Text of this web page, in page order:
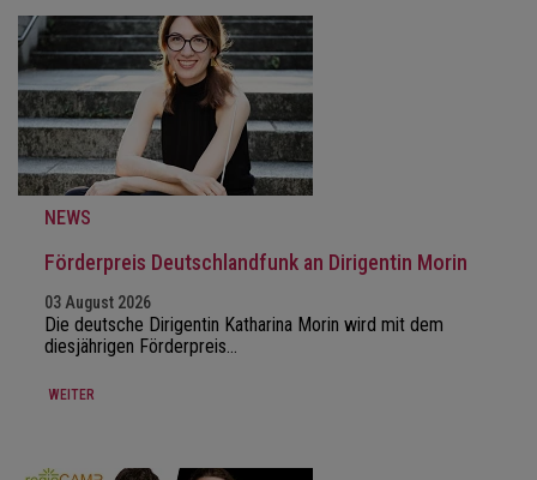
NEWS
Förderpreis Deutschlandfunk an Dirigentin Morin
03 August 2026
Die deutsche Dirigentin Katharina Morin wird mit dem
diesjährigen Förderpreis…
WEITER